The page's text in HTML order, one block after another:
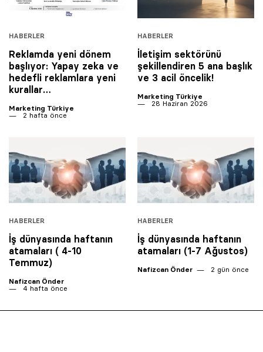
HABERLER
Reklamda yeni dönem
başlıyor: Yapay zeka ve
hedefli reklamlara yeni
kurallar…
Marketing Türkiye
2 hafta önce
HABERLER
İletişim sektörünü
şekillendiren 5 ana başlık
ve 3 acil öncelik!
Marketing Türkiye
28 Haziran 2026
HABERLER
İş dünyasında haftanın
atamaları ( 4-10
Temmuz)
Nafizcan Önder
4 hafta önce
HABERLER
İş dünyasında haftanın
atamaları (1-7 Ağustos)
Nafizcan Önder 2 gün önce